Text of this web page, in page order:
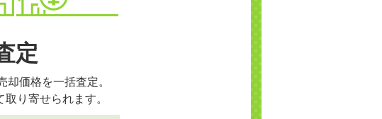
定
価格を一括査定。
り寄せられます。